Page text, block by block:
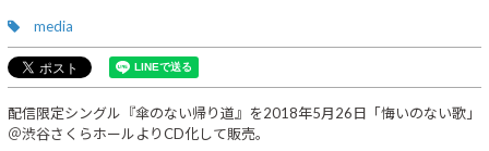
media
配信限定シングル『傘のない帰り道』を2018年5月26日「悔いのない歌」
＠渋谷さくらホールよりCD化して販売。